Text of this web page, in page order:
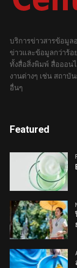
บริการข่าวสารข้อมู
ข่าวและข้อมูลกว่าร้อ
ทั้งสื่อสิ่งพิมพ์ สื่อออน
งานต่างๆ เช่น สถาบั
อื่นๆ
Featured